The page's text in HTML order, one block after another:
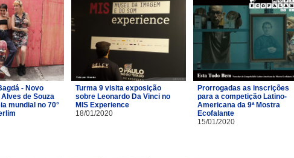
- Novo
de Souza
mundial no 70°
Turma 9 visita exposição
sobre Leonardo Da Vinci no
MIS Experience
18/01/2020
Prorrogadas as inscrições
para a competição Latino-
Americana da 9ª Mostra
Ecofalante
15/01/2020